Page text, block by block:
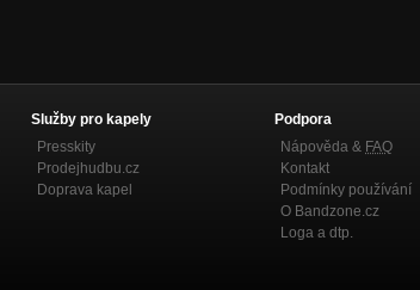
Služby pro kapely
Presskity
Prodejhudbu.cz
Doprava kapel
Podpora
Nápověda & FAQ
Kontakt
Podmínky používání
O Bandzone.cz
Loga a dtp.